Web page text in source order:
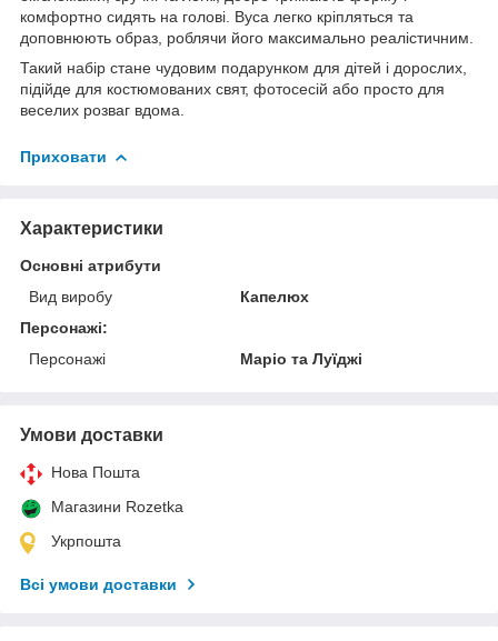
комфортно сидять на голові. Вуса легко кріпляться та
доповнюють образ, роблячи його максимально реалістичним.
Такий набір стане чудовим подарунком для дітей і дорослих,
підійде для костюмованих свят, фотосесій або просто для
веселих розваг вдома.
Приховати
Характеристики
Основні атрибути
Вид виробу
Капелюх
Персонажі:
Персонажі
Маріо та Луїджі
Умови доставки
Нова Пошта
Магазини Rozetka
Укрпошта
Всі умови доставки